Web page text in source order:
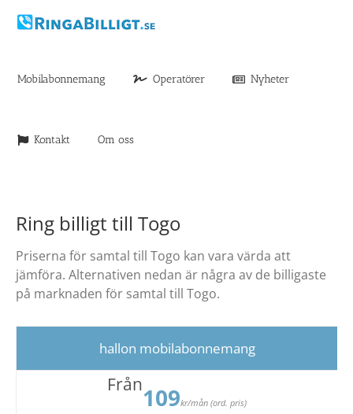
Mobilabonnemang Operatörer Nyheter
Kontakt Om oss
Ring billigt till Togo
Priserna för samtal till Togo kan vara värda att
jämföra. Alternativen nedan är några av de billigaste
på marknaden för samtal till Togo.
hallon mobilabonnemang
Från109kr/mån (ord. pris)